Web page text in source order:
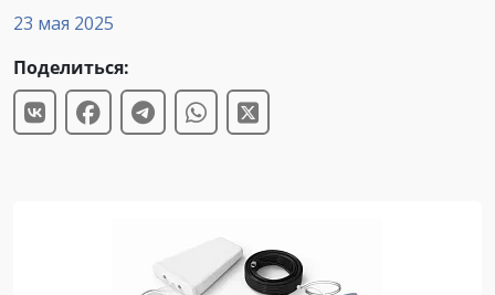
23 мая 2025
Поделиться: